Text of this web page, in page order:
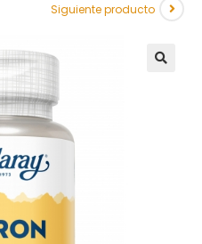
Siguiente producto